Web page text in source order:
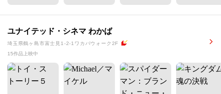
ユナイテッド・シネマ わかば
埼玉県鶴ヶ島市富士見1-2-1ワカバウォーク2F
15作品上映中